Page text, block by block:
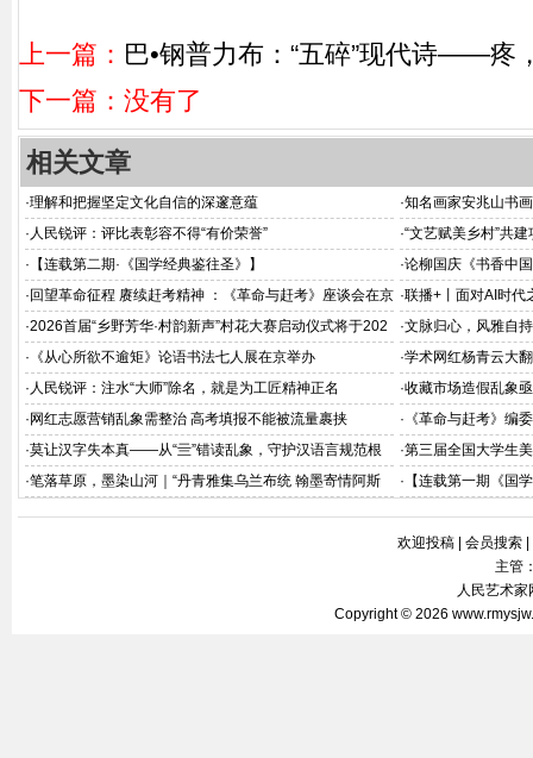
上一篇： 巴•钢普力布：“五碎”现代诗——疼
下一篇：没有了
相关文章
·理解和把握坚定文化自信的深邃意蕴 ·知名画家安兆山书
· 人民锐评：评比表彰容不得“有价荣誉” ·“文艺赋美乡村”共
· 【连载第二期·《国学经典鉴往圣》】 ·论柳国庆《书香中
深释
· 回望革命征程 赓续赶考精神 ：《革命与赶考》座谈会在京
举办
·联播+丨面对AI时代
·2026首届“乡野芳华·村韵新声”村花大赛启动仪式将于202
6年8月在京举办
·文脉归心，风雅自
· 《从心所欲不逾矩》论语书法七人展在京举办 ·学术网红杨青云大
· 人民锐评：注水“大师”除名，就是为工匠精神正名 ·收藏市场造假乱象
· 网红志愿营销乱象需整治 高考填报不能被流量裹挟 · 《革命与赶考》编
会在北京飞天商务大
·莫让汉字失本真——从“亖”错读乱象，守护汉语言规范根
基
·第三届全国大学生
·笔落草原，墨染山河｜“丹青雅集乌兰布统 翰墨寄情阿斯
· 【连载第一期《国
欢迎投稿 会员搜索
主管
人民艺术
Copyright © 2026